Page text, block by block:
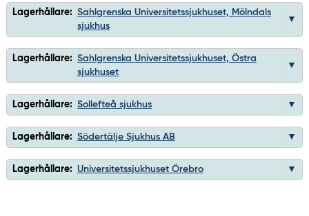
Lagerhållare: Sahlgrenska Universitetssjukhuset, Mölndals
sjukhus
Lagerhållare: Sahlgrenska Universitetssjukhuset, Östra
sjukhuset
Lagerhållare: Sollefteå sjukhus
Lagerhållare: Södertälje Sjukhus AB
Lagerhållare: Universitetssjukhuset Örebro